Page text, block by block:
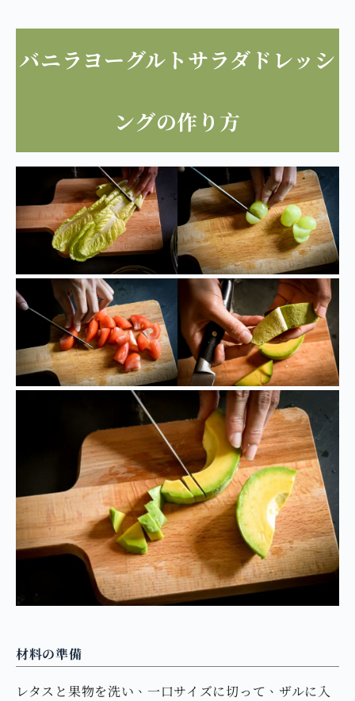
バニラヨーグルトサラダドレッシ
ングの作り方
材料の準備
レタスと果物を洗い、一口サイズに切って、ザルに入